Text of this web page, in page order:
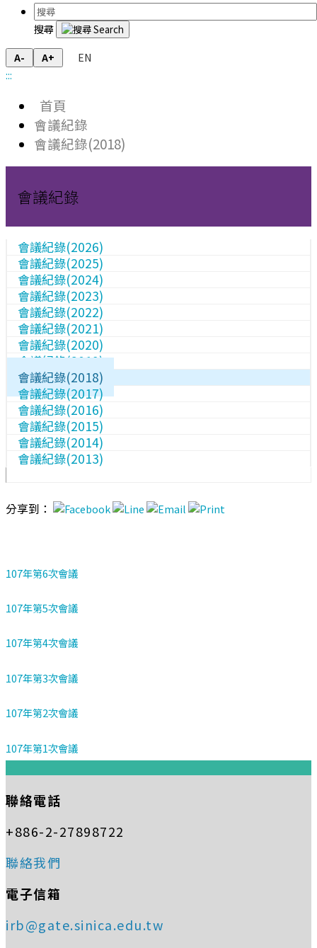
搜尋
A- A+
EN
:::
首頁
會議紀錄
會議紀錄(2018)
會議紀錄
會議紀錄(2026)
會議紀錄(2025)
會議紀錄(2024)
會議紀錄(2023)
會議紀錄(2022)
會議紀錄(2021)
會議紀錄(2020)
會議紀錄(2019)
會議紀錄(2018)
會議紀錄(2017)
會議紀錄(2016)
會議紀錄(2015)
會議紀錄(2014)
會議紀錄(2013)
分享到：
107年第6次會議
107年第5次會議
107年第4次會議
107年第3次會議
107年第2次會議
107年第1次會議
聯絡電話
+886-2-27898722
聯絡我們
電子信箱
irb@gate.sinica.edu.tw